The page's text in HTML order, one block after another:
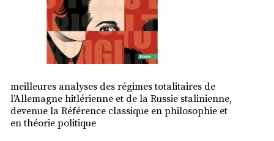
meilleures analyses des régimes totalitaires de
l’Allemagne hitlérienne et de la Russie stalinienne,
devenue la Référence classique en philosophie et
en théorie politique